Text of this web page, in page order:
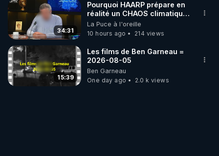
34:31
Pourquoi HAARP prépare en
réalité un CHAOS climatique,
on répond
La Puce à l'oreille
10 hours ago
214 views
15:39
Les films de Ben Garneau =
2026-08-05
Ben Garneau
One day ago
2.0 k views